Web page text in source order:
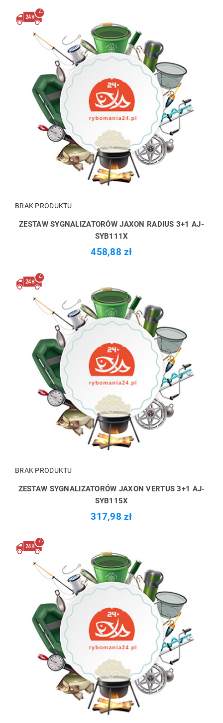
BRAK PRODUKTU
ZESTAW SYGNALIZATORÓW JAXON RADIUS 3+1 AJ-
SYB111X
458,88 zł
BRAK PRODUKTU
ZESTAW SYGNALIZATORÓW JAXON VERTUS 3+1 AJ-
SYB115X
317,98 zł